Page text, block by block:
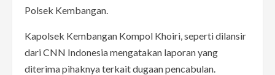
Polsek Kembangan.
Kapolsek Kembangan Kompol Khoiri, seperti dilansir
dari CNN Indonesia mengatakan laporan yang
diterima pihaknya terkait dugaan pencabulan.